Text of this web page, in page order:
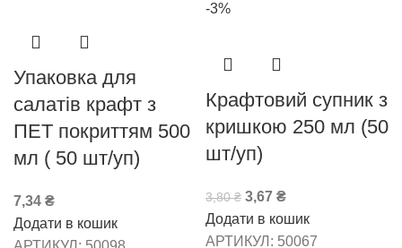
Упаковка для
салатів крафт з
ПЕТ покриттям 500
мл ( 50 шт/уп)
7,34 ₴
Додати в кошик
-3%
Крафтовий супник з
кришкою 250 мл (50
шт/уп)
3,80₴ 3,67 ₴
Додати в кошик
АРТИКУЛ: 50067